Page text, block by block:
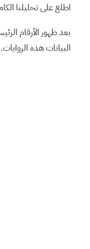
اطلع على تحليلنا
بعد ظهور الأرقام
البيانات هذه الروايات.